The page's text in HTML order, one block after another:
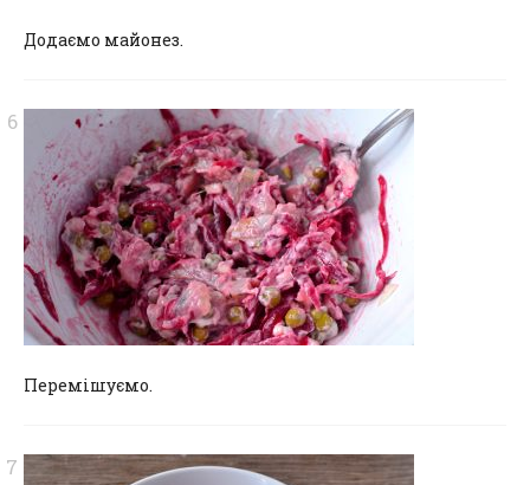
Додаємо майонез.
Перемішуємо.